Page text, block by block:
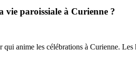
vie paroissiale à Curienne ?
anime les célébrations à Curienne.